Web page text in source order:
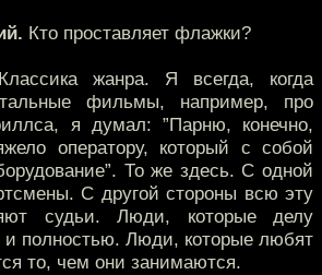
Кто проставляет флажки?
жанра. Я всегда, когда
фильмы, например, про
я думал: ”Парню, конечно,
оператору, который с собой
То же здесь. С одной
С другой стороны всю эту
судьи. Люди, которые делу
и полностью. Люди, которые любят
то, чем они занимаются.